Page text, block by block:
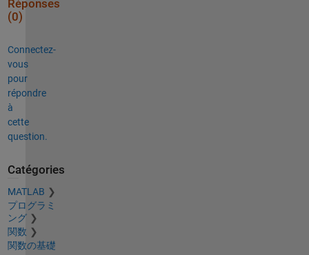
Réponses
(0)
Connectez-
vous
pour
répondre
à
cette
question.
Catégories
MATLAB
プログラミ
ング
関数
関数の基礎